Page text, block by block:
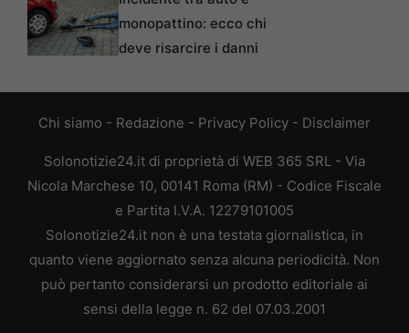
monopattino: ecco chi
deve risarcire i danni
Chi siamo - Redazione - Privacy Policy - Disclaimer
Solonotizie24.it di proprietà di WEB 365 SRL - Via
Nicola Marchese 10, 00141 Roma (RM) - Codice Fiscale
e Partita I.V.A. 12279101005
Solonotizie24.it non è una testata giornalistica, in
quanto viene aggiornato senza alcuna periodicità. Non
può pertanto considerarsi un prodotto editoriale ai
sensi della legge n. 62 del 07.03.2001